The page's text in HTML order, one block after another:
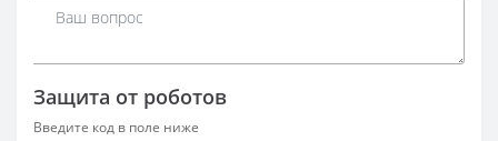
Защита от роботов
Введите код в поле ниже